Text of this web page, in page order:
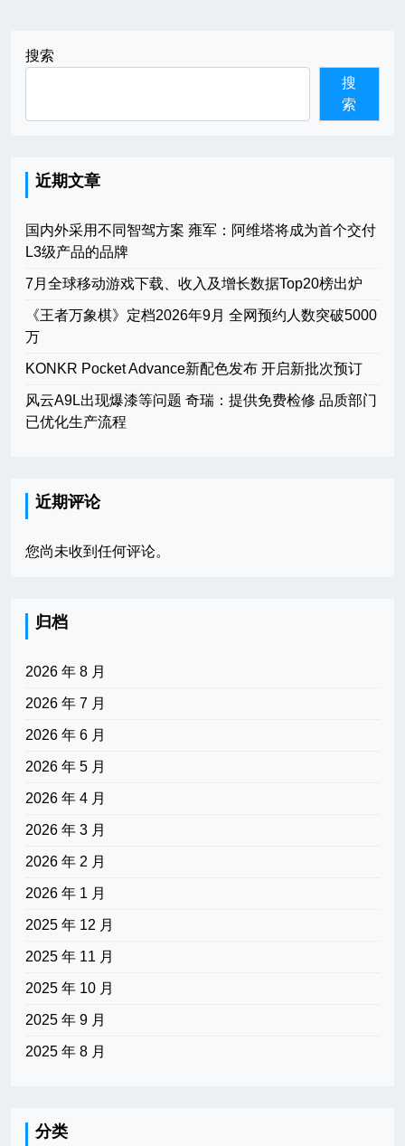
搜索
搜
索
近期文章
国内外采用不同智驾方案 雍军：阿维塔将成为首个交付
L3级产品的品牌
7月全球移动游戏下载、收入及增长数据Top20榜出炉
《王者万象棋》定档2026年9月 全网预约人数突破5000
万
KONKR Pocket Advance新配色发布 开启新批次预订
风云A9L出现爆漆等问题 奇瑞：提供免费检修 品质部门
已优化生产流程
近期评论
您尚未收到任何评论。
归档
2026 年 8 月
2026 年 7 月
2026 年 6 月
2026 年 5 月
2026 年 4 月
2026 年 3 月
2026 年 2 月
2026 年 1 月
2025 年 12 月
2025 年 11 月
2025 年 10 月
2025 年 9 月
2025 年 8 月
分类